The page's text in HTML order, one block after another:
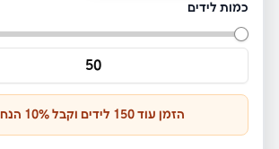
כמות לידים
הזמן עוד150 לידים וקבל 10% הנחה! 🚀